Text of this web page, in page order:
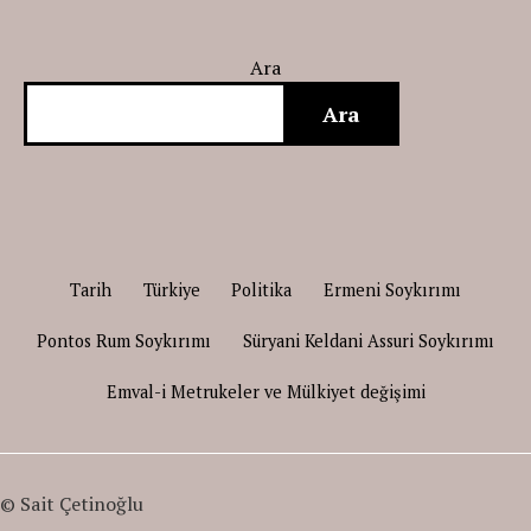
Ara
Ara
Tarih Türkiye Politika Ermeni Soykırımı
Pontos Rum Soykırımı Süryani Keldani Assuri Soykırımı
Emval-i Metrukeler ve Mülkiyet değişimi
© Sait Çetinoğlu